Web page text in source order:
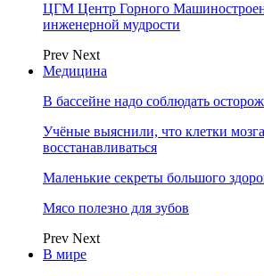
ЦГМ Центр Горного
инженерной мудрости
Prev Next
Медицина
В бассейне надо соблюдать
Учёные выяснили, что клетки
восстанавливаться
Маленькие секреты большого
Мясо полезно для зубов
Prev Next
В мире